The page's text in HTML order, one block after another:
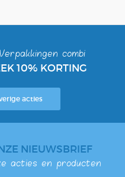
combi
10% KORTING
acties
NIEUWSBRIEF
acties en producten